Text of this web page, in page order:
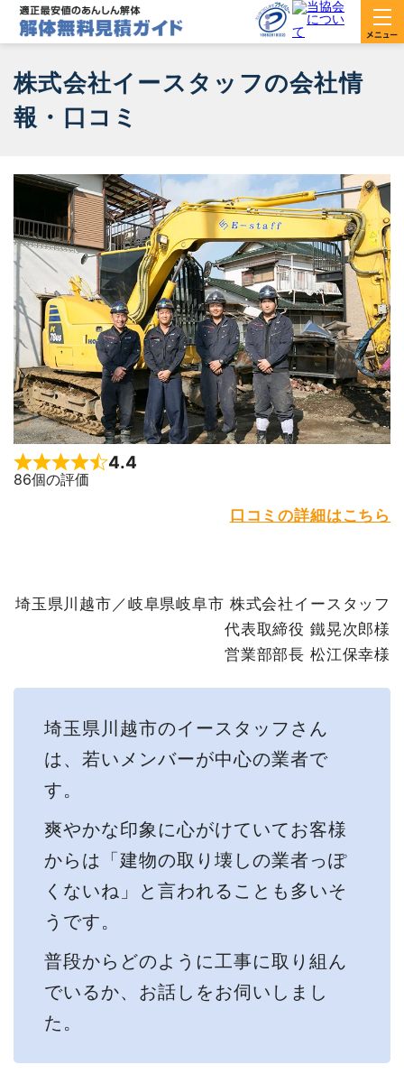
株式会社イースタッフの会社情
報・口コミ
Rated 4.4 out of 5
4.4
86個の評価
口コミの詳細はこちら
埼玉県川越市／岐阜県岐阜市 株式会社イースタッフ
代表取締役 鐵晃次郎様
営業部部長 松江保幸様
埼玉県川越市のイースタッフさん
は、若いメンバーが中心の業者で
す。
爽やかな印象に心がけていてお客様
からは「建物の取り壊しの業者っぽ
くないね」と言われることも多いそ
うです。
普段からどのように工事に取り組ん
でいるか、お話しをお伺いしまし
た。